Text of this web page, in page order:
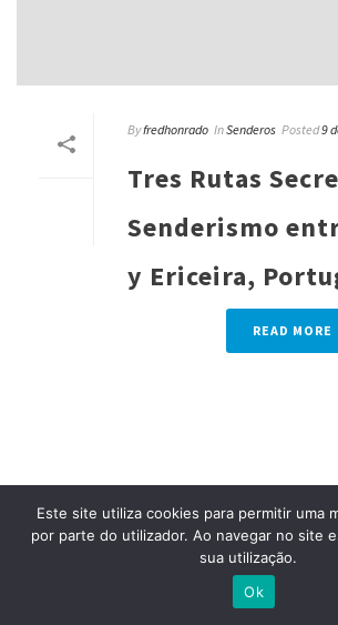
Byfredhonrado InSenderos Posted9
Tres Rutas
Senderismo
y Ericeira,
READ MORE
Este site utiliza cookies para permitir uma
por parte do utilizador. Ao navegar no site
sua utilização.
Ok